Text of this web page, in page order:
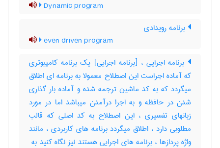
Dynamic program
برنامه رویدادی
even driven program
برنامه اجرایی ، [برنامه اجرایی] یک برنامه کامپیوتری
که آماده اجراست این اصطلاح معمولا به برنامه ای اطلاق
میگردد که به کد ماشین ترجمه شده و آماده بار گذاری
شدن در حافظه و به اجرا درآمدن میباشد اما در مورد
زبانهای تفسیری ، این اصطلاح به کد اصلی که قالب
مطلوبی دارد ، اطلاق میگردد برنامه های کاربردی ، مانند